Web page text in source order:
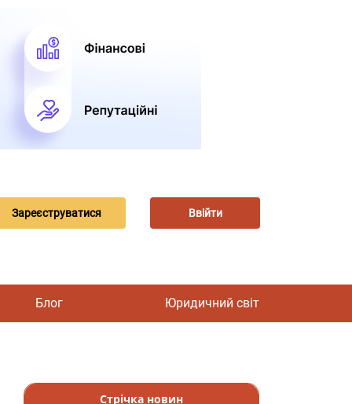
Зареєструватися Ввійти
Блог Юридичний світ
Стрічка новин